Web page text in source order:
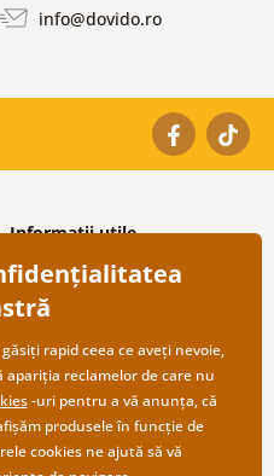
info@dovido.ro
Informații utile
Despre noi
Întrebări frecvente
Contacte
Cooperare angro
rapid ceea ce aveți nevoie,
apariția reclamelor de care nu
-uri pentru a vă anunța, că
produsele în funcție de
cookies ne ajută să vă